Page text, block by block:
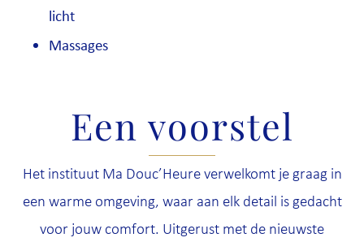
licht
Massages
Een voorstel
Het instituut Ma Douc’Heure verwelkomt je graag in
een warme omgeving, waar aan elk detail is gedacht
voor jouw comfort. Uitgerust met de nieuwste